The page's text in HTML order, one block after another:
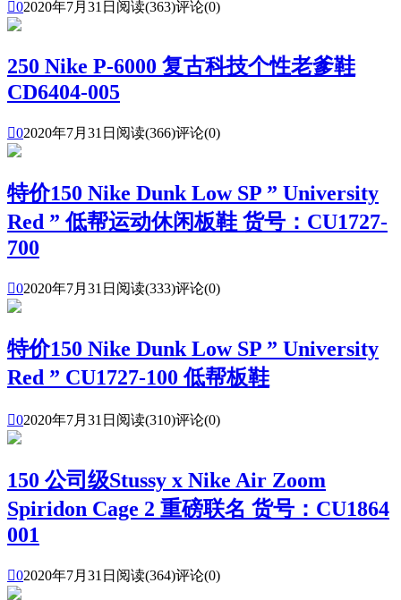
02020年7月31日 阅读(363)评论(0)
250 Nike P-6000 复古科技个性老爹鞋
CD6404-005
02020年7月31日 阅读(366)评论(0)
特价150 Nike Dunk Low SP ” University
Red ” 低帮运动休闲板鞋 货号：CU1727-
700
02020年7月31日 阅读(333)评论(0)
特价150 Nike Dunk Low SP ” University
Red ” CU1727-100 低帮板鞋
02020年7月31日 阅读(310)评论(0)
150 公司级Stussy x Nike Air Zoom
Spiridon Cage 2 重磅联名 货号：CU1864
001
02020年7月31日 阅读(364)评论(0)